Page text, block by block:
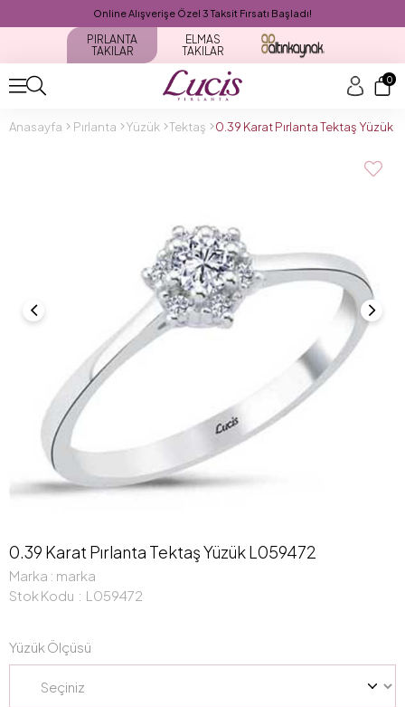
Online Alışverişe Özel 3 Taksit Fırsatı Başladı!
PIRLANTA
TAKILAR
ELMAS
TAKILAR
0
Anasayfa Pırlanta Yüzük Tektaş 0.39 Karat Pırlanta Tektaş Yüzük
0.39 Karat Pırlanta Tektaş Yüzük L059472
Marka : marka
Stok Kodu
L059472
Yüzük Ölçüsü